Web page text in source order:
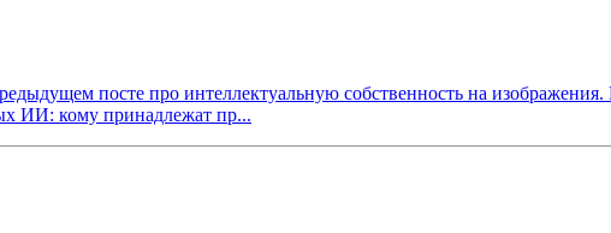
посте про интеллектуальную собственность на
ИИ: кому принадлежат пр...